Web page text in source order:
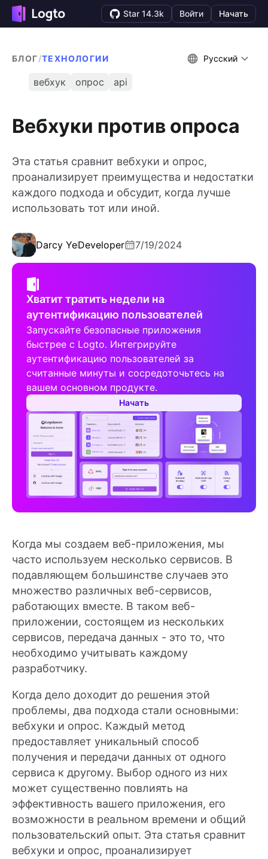
Star 14.3k Войти Начать
БЛОГ/ТЕХНОЛОГИИ Русский
вебхук опрос api
Вебхуки против опроса
Эта статья сравнит вебхуки и опрос,
проанализирует преимущества и недостатки
каждого подхода и обсудит, когда лучше
использовать тот или иной.
Darcy YeDeveloper 7/19/2024
Хватит тратить недели на
аутентификацию пользователей
Запускайте безопасные приложения
быстрее с Logto. Интегрируйте
аутентификацию пользователей за
считанные минуты и сосредоточьтесь на
вашем основном продукте.
Начать
Когда мы создаем веб-приложения, мы
часто используем несколько сервисов. В
подавляющем большинстве случаев это
множество различных веб-сервисов,
работающих вместе. В таком веб-
приложении, состоящем из нескольких
сервисов, передача данных - это то, что
необходимо учитывать каждому
разработчику.
Когда дело доходит до решения этой
проблемы, два подхода стали основными:
вебхуки и опрос. Каждый метод
предоставляет уникальный способ
получения и передачи данных от одного
сервиса к другому. Выбор одного из них
может существенно повлиять на
эффективность вашего приложения, его
возможности в реальном времени и общий
пользовательский опыт. Эта статья сравнит
вебхуки и опрос, проанализирует